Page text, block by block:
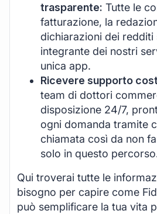
trasparente: Tutte le
fatturazione, la
dichiarazioni dei redditi
integrante dei nostri
unica app.
Ricevere supporto
team di dottori
disposizione 24/7,
ogni domanda tramite
chiamata così da non
solo in questo
Qui troverai tutte le
bisogno per capire come
può semplificare la tua vita